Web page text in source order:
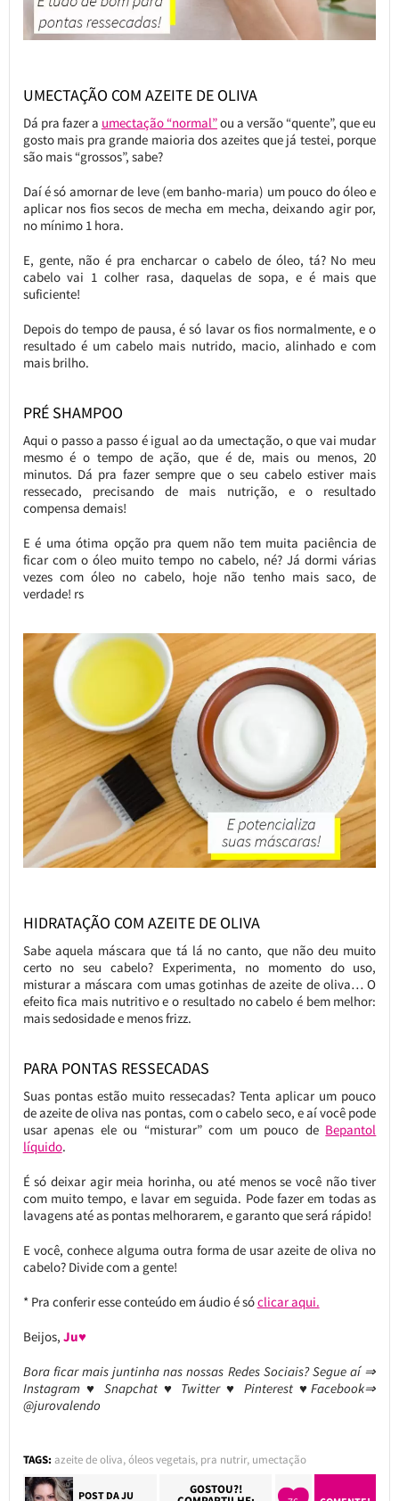
UMECTAÇÃO COM AZEITE DE OLIVA
Dá pra fazer a umectação “normal”ou a versão “quente”, que eu
gosto mais pra grande maioria dos azeites que já testei, porque
são mais “grossos”, sabe?
Daí é só amornar de leve (em banho-maria) um pouco do óleo e
aplicar nos fios secos de mecha em mecha, deixando agir por,
no mínimo 1 hora.
E, gente, não é pra encharcar o cabelo de óleo, tá? No meu
cabelo vai 1 colher rasa, daquelas de sopa, e é mais que
suficiente!
Depois do tempo de pausa, é só lavar os fios normalmente, e o
resultado é um cabelo mais nutrido, macio, alinhado e com
mais brilho.
PRÉ SHAMPOO
Aqui o passo a passo é igual ao da umectação, o que vai mudar
mesmo é o tempo de ação, que é de, mais ou menos, 20
minutos. Dá pra fazer sempre que o seu cabelo estiver mais
ressecado, precisando de mais nutrição, e o resultado
compensa demais!
E é uma ótima opção pra quem não tem muita paciência de
ficar com o óleo muito tempo no cabelo, né? Já dormi várias
vezes com óleo no cabelo, hoje não tenho mais saco, de
verdade! rs
HIDRATAÇÃO COM AZEITE DE OLIVA
Sabe aquela máscara que tá lá no canto, que não deu muito
certo no seu cabelo? Experimenta, no momento do uso,
misturar a máscara com umas gotinhas de azeite de oliva… O
efeito fica mais nutritivo e o resultado no cabelo é bem melhor:
mais sedosidade e menos frizz.
PARA PONTAS RESSECADAS
Suas pontas estão muito ressecadas? Tenta aplicar um pouco
de azeite de oliva nas pontas, com o cabelo seco, e aí você pode
usar apenas ele ou “misturar” com um pouco de Bepantol
líquido.
É só deixar agir meia horinha, ou até menos se você não tiver
com muito tempo, e lavar em seguida. Pode fazer em todas as
lavagens até as pontas melhorarem, e garanto que será rápido!
E você, conhece alguma outra forma de usar azeite de oliva no
cabelo? Divide com a gente!
* Pra conferir esse conteúdo em áudio é sóclicar aqui.
Beijos, Ju♥
Bora ficar mais juntinha nas nossas Redes Sociais? Segue aí ⇒
Instagram ♥ Snapchat ♥ Twitter ♥ Pinterest ♥Facebook⇒
@jurovalendo
TAGS: azeite de oliva,óleos vegetais, pra nutrir, umectação
POST DAJU GOSTOU?!